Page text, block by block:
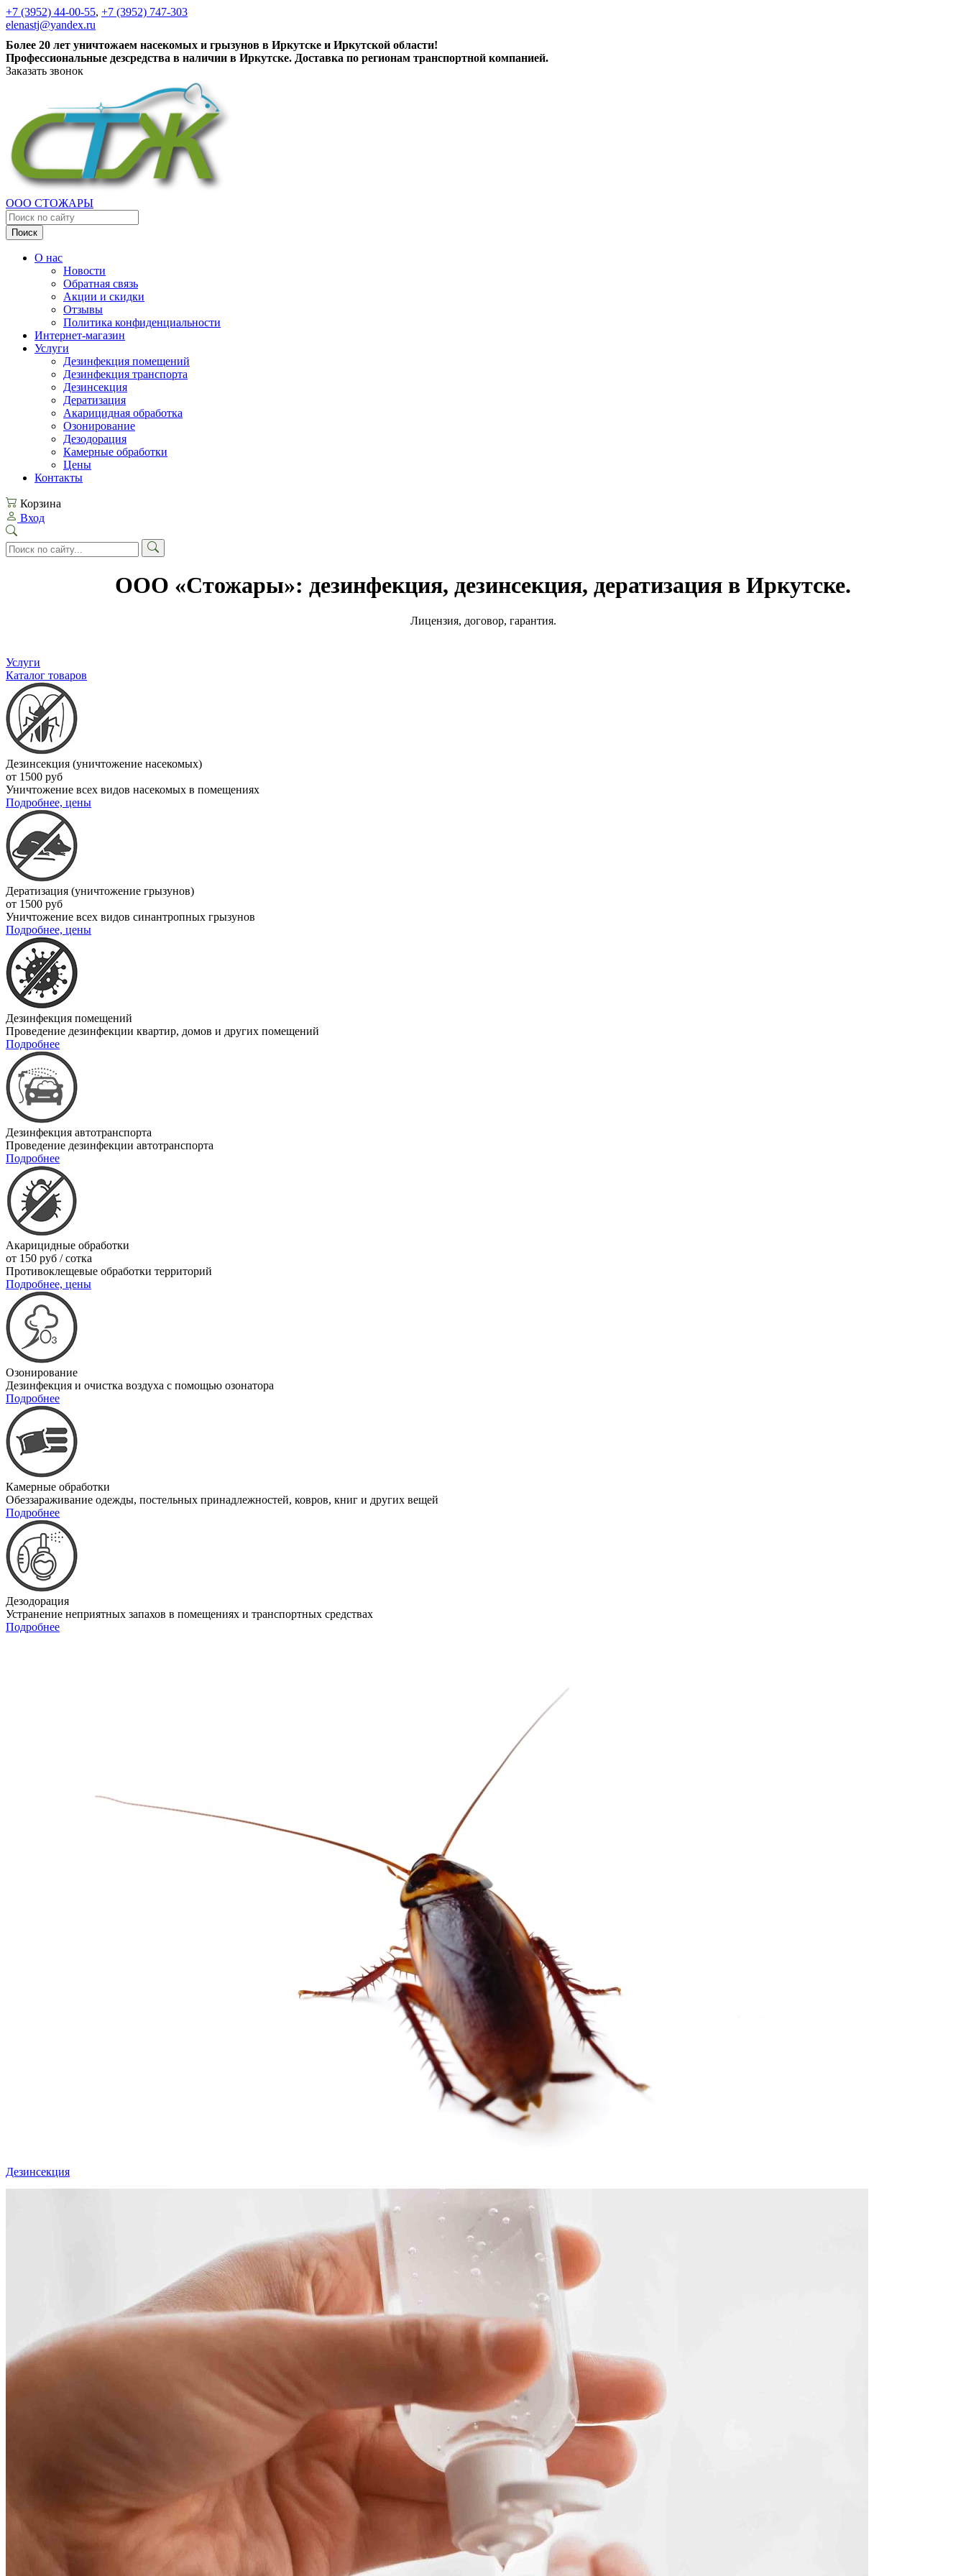
+7 (3952) 44-00-55, +7 (3952) 747-303
elenastj@yandex.ru
Более 20 лет уничтожаем насекомых и грызунов в Иркутске и Иркутской области!
Профессиональные дезсредства в наличии в Иркутске. Доставка по регионам транспортной компанией.
Заказать звонок
ООО СТОЖАРЫ
Поиск
О нас
Новости
Обратная связь
Акции и скидки
Отзывы
Политика конфиденциальности
Интернет-магазин
Услуги
Дезинфекция помещений
Дезинфекция транспорта
Дезинсекция
Дератизация
Акарицидная обработка
Озонирование
Дезодорация
Камерные обработки
Цены
Контакты
Корзина
Вход
ООО «Стожары»: дезинфекция, дезинсекция, дератизация в Иркутске.
Лицензия, договор, гарантия.
Услуги
Каталог товаров
Дезинсекция (уничтожение насекомых)
от 1500 руб
Уничтожение всех видов насекомых в помещениях
Подробнее, цены
Дератизация (уничтожение грызунов)
от 1500 руб
Уничтожение всех видов синантропных грызунов
Подробнее, цены
Дезинфекция помещений
Проведение дезинфекции квартир, домов и других помещений
Подробнее
Дезинфекция автотранспорта
Проведение дезинфекции автотранспорта
Подробнее
Акарицидные обработки
от 150 руб / сотка
Противоклещевые обработки территорий
Подробнее, цены
Озонирование
Дезинфекция и очистка воздуха с помощью озонатора
Подробнее
Камерные обработки
Обеззараживание одежды, постельных принадлежностей, ковров, книг и других вещей
Подробнее
Дезодорация
Устранение неприятных запахов в помещениях и транспортных средствах
Подробнее
Дезинсекция